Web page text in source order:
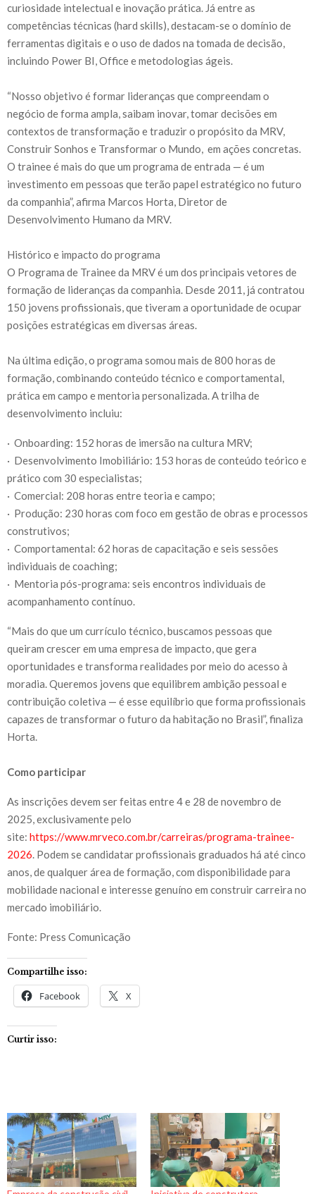
curiosidade intelectual e inovação prática. Já entre as
competências técnicas (hard skills), destacam-se o domínio de
ferramentas digitais e o uso de dados na tomada de decisão,
incluindo Power BI, Office e metodologias ágeis.
“Nosso objetivo é formar lideranças que compreendam o
negócio de forma ampla, saibam inovar, tomar decisões em
contextos de transformação e traduzir o propósito da MRV,
Construir Sonhos e Transformar o Mundo, em ações concretas.
O trainee é mais do que um programa de entrada — é um
investimento em pessoas que terão papel estratégico no futuro
da companhia”, afirma Marcos Horta, Diretor de
Desenvolvimento Humano da MRV.
Histórico e impacto do programa
O Programa de Trainee da MRV é um dos principais vetores de
formação de lideranças da companhia. Desde 2011, já contratou
150 jovens profissionais, que tiveram a oportunidade de ocupar
posições estratégicas em diversas áreas.
Na última edição, o programa somou mais de 800 horas de
formação, combinando conteúdo técnico e comportamental,
prática em campo e mentoria personalizada. A trilha de
desenvolvimento incluiu:
· Onboarding: 152 horas de imersão na cultura MRV;
· Desenvolvimento Imobiliário: 153 horas de conteúdo teórico e
prático com 30 especialistas;
· Comercial: 208 horas entre teoria e campo;
· Produção: 230 horas com foco em gestão de obras e processos
construtivos;
· Comportamental: 62 horas de capacitação e seis sessões
individuais de coaching;
· Mentoria pós-programa: seis encontros individuais de
acompanhamento contínuo.
“Mais do que um currículo técnico, buscamos pessoas que
queiram crescer em uma empresa de impacto, que gera
oportunidades e transforma realidades por meio do acesso à
moradia. Queremos jovens que equilibrem ambição pessoal e
contribuição coletiva — é esse equilíbrio que forma profissionais
capazes de transformar o futuro da habitação no Brasil”, finaliza
Horta.
Como participar
As inscrições devem ser feitas entre 4 e 28 de novembro de
2025, exclusivamente pelo
site: https://www.mrveco.com.br/carreiras/programa-trainee-
2026. Podem se candidatar profissionais graduados há até cinco
anos, de qualquer área de formação, com disponibilidade para
mobilidade nacional e interesse genuíno em construir carreira no
mercado imobiliário.
Fonte: Press Comunicação
Compartilhe isso:
Facebook X
Curtir isso: